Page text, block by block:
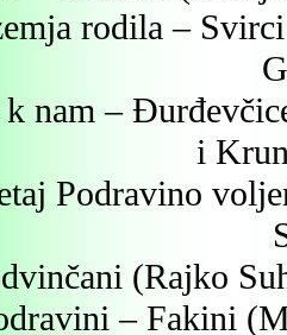
rodila –
k nam –
i
Podravino
(Rajko
– Fakini